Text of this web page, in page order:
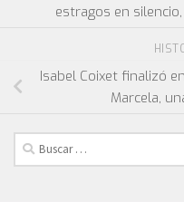
estragos en
Isabel Coixet finalizó
Marcela,
Buscar: